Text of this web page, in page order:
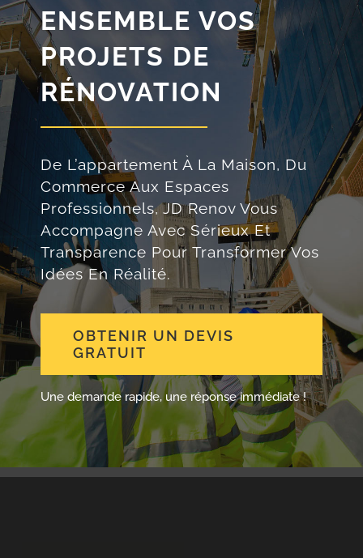
CONSTRUISONS
ENSEMBLE VOS
PROJETS DE
RÉNOVATION
De L’appartement À La Maison, Du
Commerce Aux Espaces
Professionnels, JD Renov Vous
Accompagne Avec Sérieux Et
Transparence Pour Transformer Vos
Idées En Réalité.
OBTENIR UN DEVIS
GRATUIT
Une demande rapide, une réponse immédiate !